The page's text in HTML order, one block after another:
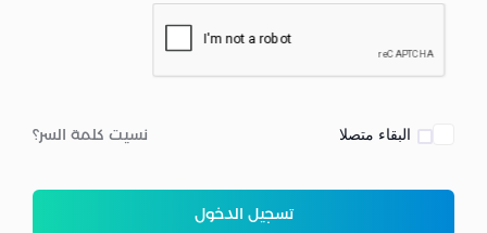
البقاء متصلا نسيت كلمة السر؟
تسجيل الدخول